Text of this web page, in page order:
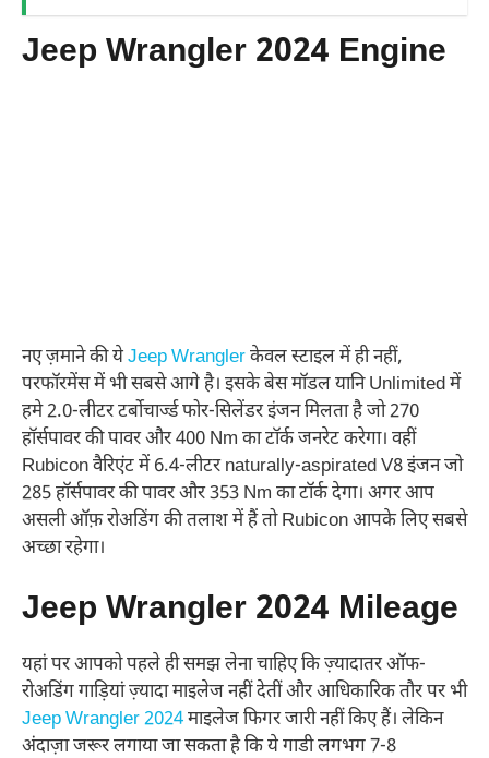
Jeep Wrangler 2024 Engine
नए ज़माने की येJeep Wranglerकेवल स्टाइल में ही नहीं,
परफॉरमेंस में भी सबसे आगे है। इसके बेस मॉडल यानि Unlimited में
हमे 2.0-लीटर टर्बोचार्ज्ड फोर-सिलेंडर इंजन मिलता है जो 270
हॉर्सपावर की पावर और 400 Nm का टॉर्क जनरेट करेगा। वहीं
Rubicon वैरिएंट में 6.4-लीटर naturally-aspirated V8 इंजन जो
285 हॉर्सपावर की पावर और 353 Nm का टॉर्क देगा। अगर आप
असली ऑफ़ रोअडिंग की तलाश में हैं तो Rubicon आपके लिए सबसे
अच्छा रहेगा।
Jeep Wrangler 2024 Mileage
यहां पर आपको पहले ही समझ लेना चाहिए कि ज़्यादातर ऑफ-
रोअडिंग गाड़ियां ज़्यादा माइलेज नहीं देतीं और आधिकारिक तौर पर भी
Jeep Wrangler 2024माइलेज फिगर जारी नहीं किए हैं। लेकिन
अंदाज़ा जरूर लगाया जा सकता है कि ये गाडी लगभग 7-8